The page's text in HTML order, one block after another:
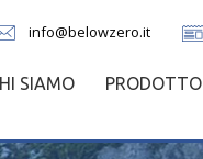
info@belowzero.it
SIAMO PRODOTTO